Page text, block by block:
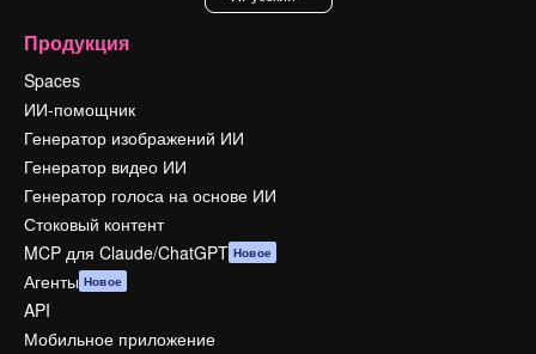
Продукция
Spaces
ИИ-помощник
Генератор изображений ИИ
Генератор видео ИИ
Генератор голоса на основе ИИ
Стоковый контент
MCP для Claude/ChatGPT Новое
Агенты Новое
API
Мобильное приложение